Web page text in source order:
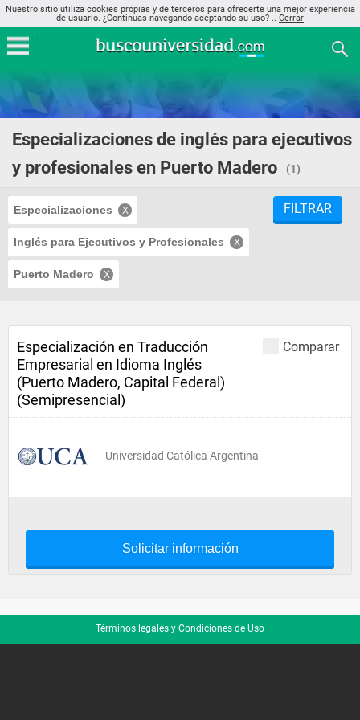
Nuestro sitio utiliza cookies propias y de terceros para ofrecerte una mejor experiencia
de usuario. ¿Continuas navegando aceptando su uso? .. Cerrar
Especializaciones de inglés para ejecutivos
y profesionales en Puerto Madero
(1)
Especializaciones
Inglés para Ejecutivos y Profesionales
Puerto Madero
FILTRAR
Comparar
Especialización en Traducción
Empresarial en Idioma Inglés
(Puerto Madero, Capital Federal)
(Semipresencial)
Universidad Católica Argentina
Solicitar información
Términos legales y Condiciones de Uso